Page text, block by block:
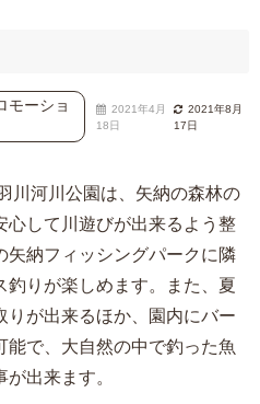
モーショ
2021年4月
18日
2021年8月
17日
川河川公園は、矢納の森林の
心して川遊びが出来るよう整
矢納フィッシングパークに隣
釣りが楽しめます。また、夏
りが出来るほか、園内にバー
で、大自然の中で釣った魚
出来ます。